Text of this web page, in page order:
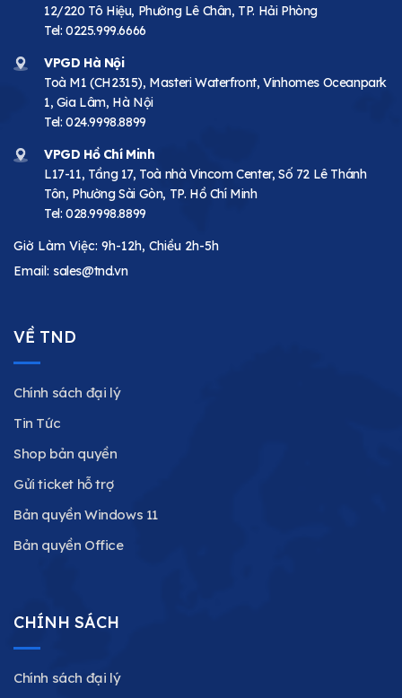
12/220 Tô Hiệu, Phường Lê Chân, TP. Hải Phòng
Tel: 0225.999.6666
VPGD Hà Nội
Toà M1 (CH2315), Masteri Waterfront, Vinhomes Oceanpark
1, Gia Lâm, Hà Nội
Tel: 024.9998.8899
VPGD Hồ Chí Minh
L17-11, Tầng 17, Toà nhà Vincom Center, Số 72 Lê Thánh
Tôn, Phường Sài Gòn, TP. Hồ Chí Minh
Tel: 028.9998.8899
Giờ Làm Việc: 9h-12h, Chiều 2h-5h
Email: sales@tnd.vn
VỀ TND
Chính sách đại lý
Tin Tức
Shop bản quyền
Gửi ticket hỗ trợ
Bản quyền Windows 11
Bản quyền Office
CHÍNH SÁCH
Chính sách đại lý